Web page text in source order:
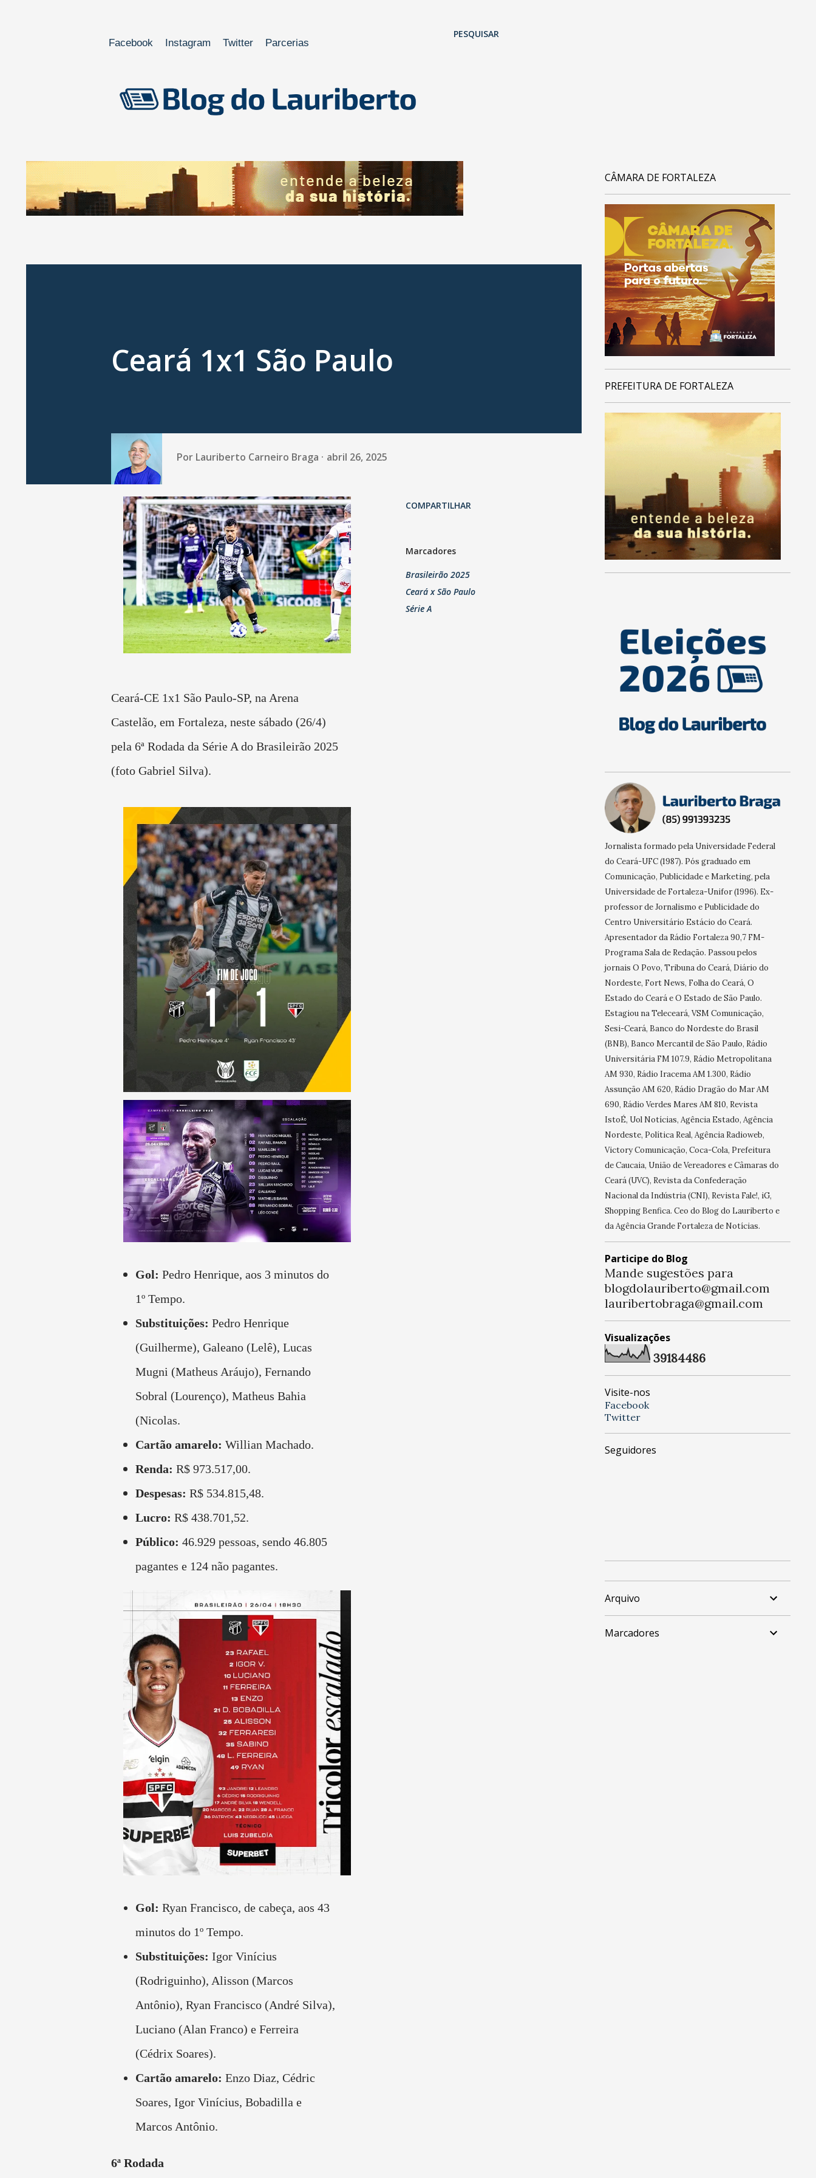
Facebook Instagram Twitter Parcerias
PESQUISAR
Ceará 1x1 São Paulo
Por Lauriberto Carneiro Braga abril 26, 2025
Ceará-CE 1x1 São Paulo-SP, na Arena
Castelão, em Fortaleza, neste sábado (26/4)
pela 6ª Rodada da Série A do Brasileirão 2025
(foto Gabriel Silva).
Gol: Pedro Henrique, aos 3 minutos do
1º Tempo.
Substituições: Pedro Henrique
(Guilherme), Galeano (Lelê), Lucas
Mugni (Matheus Aráujo), Fernando
Sobral (Lourenço), Matheus Bahia
(Nicolas.
Cartão amarelo: Willian Machado.
Renda: R$ 973.517,00.
Despesas: R$ 534.815,48.
Lucro: R$ 438.701,52.
Público: 46.929 pessoas, sendo 46.805
pagantes e 124 não pagantes.
Gol: Ryan Francisco, de cabeça, aos 43
minutos do 1º Tempo.
Substituições: Igor Vinícius
(Rodriguinho), Alisson (Marcos
Antônio), Ryan Francisco (André Silva),
Luciano (Alan Franco) e Ferreira
(Cédrix Soares).
Cartão amarelo: Enzo Diaz, Cédric
Soares, Igor Vinícius, Bobadilla e
Marcos Antônio.
6ª Rodada
COMPARTILHAR
Marcadores
Brasileirão 2025
Ceará x São Paulo
Série A
CÂMARA DE FORTALEZA
PREFEITURA DE FORTALEZA
Jornalista formado pela Universidade Federal
do Ceará-UFC (1987). Pós graduado em
Comunicação, Publicidade e Marketing, pela
Universidade de Fortaleza-Unifor (1996). Ex-
professor de Jornalismo e Publicidade do
Centro Universitário Estácio do Ceará.
Apresentador da Rádio Fortaleza 90,7 FM-
Programa Sala de Redação. Passou pelos
jornais O Povo, Tribuna do Ceará, Diário do
Nordeste, Fort News, Folha do Ceará, O
Estado do Ceará e O Estado de São Paulo.
Estagiou na Teleceará, VSM Comunicação,
Sesi-Ceará, Banco do Nordeste do Brasil
(BNB), Banco Mercantil de São Paulo, Rádio
Universitária FM 107.9, Rádio Metropolitana
AM 930, Rádio Iracema AM 1.300, Rádio
Assunção AM 620, Rádio Dragão do Mar AM
690, Rádio Verdes Mares AM 810, Revista
IstoÉ, Uol Notícias, Agência Estado, Agência
Nordeste, Política Real, Agência Radioweb,
Victory Comunicação, Coca-Cola, Prefeitura
de Caucaia, União de Vereadores e Câmaras do
Ceará (UVC), Revista da Confederação
Nacional da Indústria (CNI), Revista Fale!, iG,
Shopping Benfica. Ceo do Blog do Lauriberto e
da Agência Grande Fortaleza de Notícias.
Participe do Blog
Mande sugestões para
blogdolauriberto@gmail.com
lauribertobraga@gmail.com
Visualizações
39184486
Visite-nos
Facebook
Twitter
Seguidores
Arquivo
Marcadores